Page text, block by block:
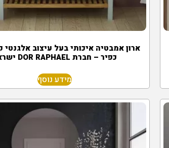
ארון אמבטיה איכותי בעל עיצוב אלגנטי
כפיר – חברת DOR RAPHAEL ישראל
מידע נוסף